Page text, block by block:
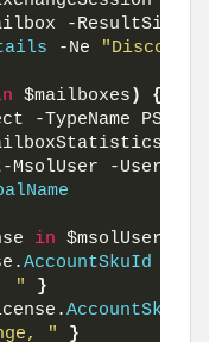
-ResultSize
-Ne
$mailboxes )
{
-TypeName
-
MsolUser -
in $msolUser.
AccountSkuId
"
}
AccountSkuId
"
}